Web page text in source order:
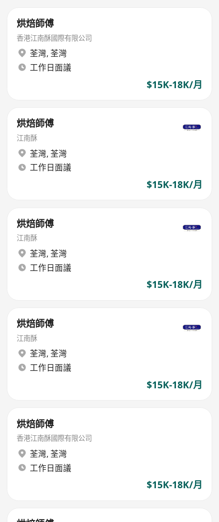
烘焙師傅
香港江南酥國際有限公司
荃灣, 荃灣
工作日面議
$15K-18K/月
烘焙師傅
江南酥
荃灣, 荃灣
工作日面議
$15K-18K/月
烘焙師傅
江南酥
荃灣, 荃灣
工作日面議
$15K-18K/月
烘焙師傅
江南酥
荃灣, 荃灣
工作日面議
$15K-18K/月
烘焙師傅
香港江南酥國際有限公司
荃灣, 荃灣
工作日面議
$15K-18K/月